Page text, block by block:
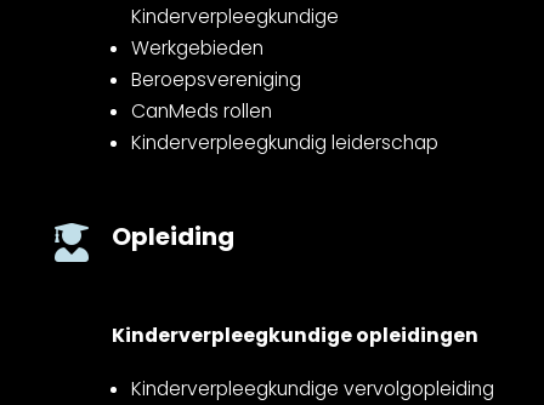
Kinderverpleegkundige
Werkgebieden
Beroepsvereniging
CanMeds rollen
Kinderverpleegkundig leiderschap
 Opleiding
Kinderverpleegkundige opleidingen
Kinderverpleegkundige vervolgopleiding